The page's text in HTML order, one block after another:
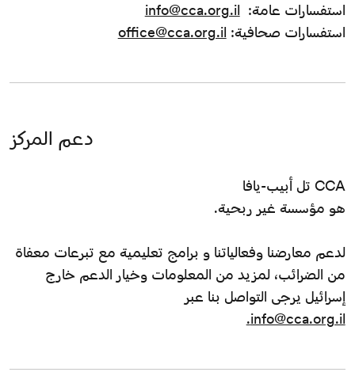
استفسارات عامة: info@cca.org.il
استفسارات صحافية: office@cca.org.il
دعم المركز
CCA تل أبيب-يافا
هو مؤسسة غير ربحية.
لدعم معارضنا وفعالياتنا و برامج تعليمية مع تبرعات معفاة
من الضرائب، لمزيد من المعلومات وخيار الدعم خارج
إسرائيل يرجى التواصل بنا عبر
info@cca.org.il.